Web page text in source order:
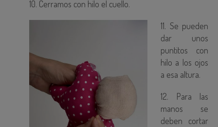
10. Cerramos con hilo el cuello.
11. Se pueden
dar unos
puntitos con
hilo a los ojos
a esa altura.
12. Para las
manos se
deben cortar